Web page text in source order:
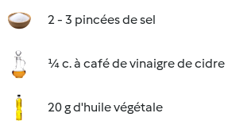
2 - 3 pincées de sel
¼ c. à café de vinaigre de cidre
20 g d'huile végétale